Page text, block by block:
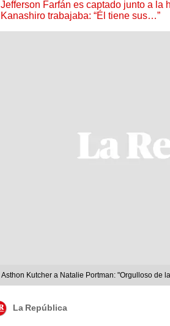
Jefferson Farfán es captado junto a la
Kanashiro trabajaba: “Él tiene sus…”
Asthon Kutcher a Natalie Portman: "Orgulloso de
La República